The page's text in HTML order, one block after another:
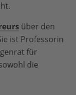
über den
ist Professorin
für
die